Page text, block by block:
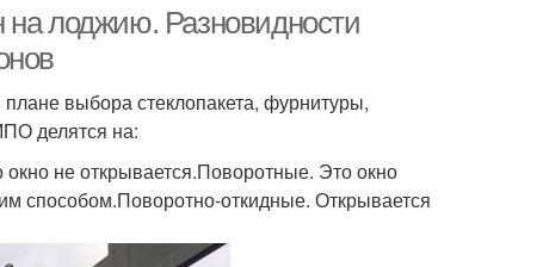
на лоджию. Разновидности
выбора стеклопакета, фурнитуры,
делятся на:
не открывается.Поворотные. Это окно
способом.Поворотно-откидные. Открывается